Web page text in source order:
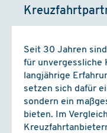
Seit 30 Jahren
für unvergessliche
langjährige
setzen sich dafür
sondern ein
bieten. Im